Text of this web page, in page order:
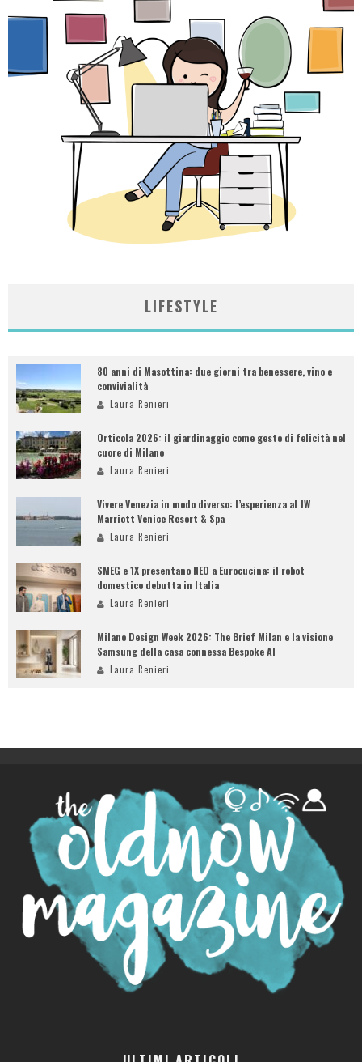
LIFESTYLE
80 anni di Masottina: due giorni tra benessere, vino e
convivialità
Laura Renieri
Orticola 2026: il giardinaggio come gesto di felicità nel
cuore di Milano
Laura Renieri
Vivere Venezia in modo diverso: l’esperienza al JW
Marriott Venice Resort & Spa
Laura Renieri
SMEG e 1X presentano NEO a Eurocucina: il robot
domestico debutta in Italia
Laura Renieri
Milano Design Week 2026: The Brief Milan e la visione
Samsung della casa connessa Bespoke AI
Laura Renieri